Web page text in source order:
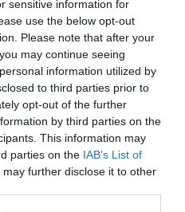
sensitive information for
use the below opt-out
Please note that after your
may continue seeing
information utilized by
to third parties prior to
opt-out of the further
by third parties on the
This information may
parties on the IAB’s List of
may further disclose it to other
gratuita
las últimas noticias de